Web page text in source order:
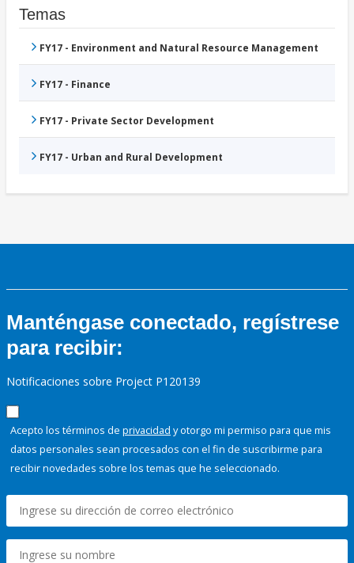
Temas
FY17 - Environment and Natural Resource Management
FY17 - Finance
FY17 - Private Sector Development
FY17 - Urban and Rural Development
Manténgase conectado, regístrese
para recibir:
Notificaciones sobre Project P120139
Acepto los términos de privacidad y otorgo mi permiso para que mis
datos personales sean procesados con el fin de suscribirme para
recibir novedades sobre los temas que he seleccionado.